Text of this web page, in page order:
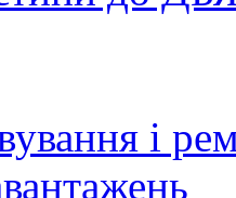
і